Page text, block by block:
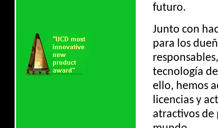
futuro.
Junto con
para los
tecnología
ello, hemos
licencias y
atractivos de